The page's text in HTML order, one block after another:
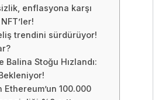
enflasyona karşı
trendini sürdürüyor!
Balina Stoğu Hızlandı:
100.000